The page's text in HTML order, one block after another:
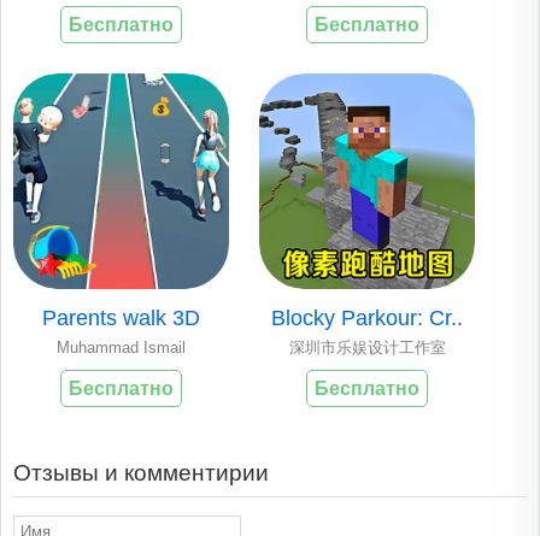
Бесплатно Бесплатно
Parents walk 3D
Muhammad Ismail
Бесплатно
Blocky Parkour: Cr..
深圳市乐娱设计工作室
Бесплатно
Отзывы и комментирии